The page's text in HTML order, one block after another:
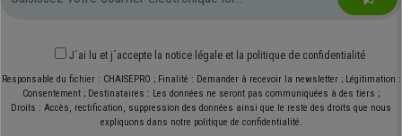
J´ai lu et j´accepte la notice légale et la politique de confidentialité
Responsable du fichier : CHAISEPRO ; Finalité : Demander à recevoir la newsletter ; Légitimation :
Consentement ; Destinataires : Les données ne seront pas communiquées à des tiers ;
Droits : Accès, rectification, suppression des données ainsi que le reste des droits que nous
expliquons dans notre politique de confidentialité.